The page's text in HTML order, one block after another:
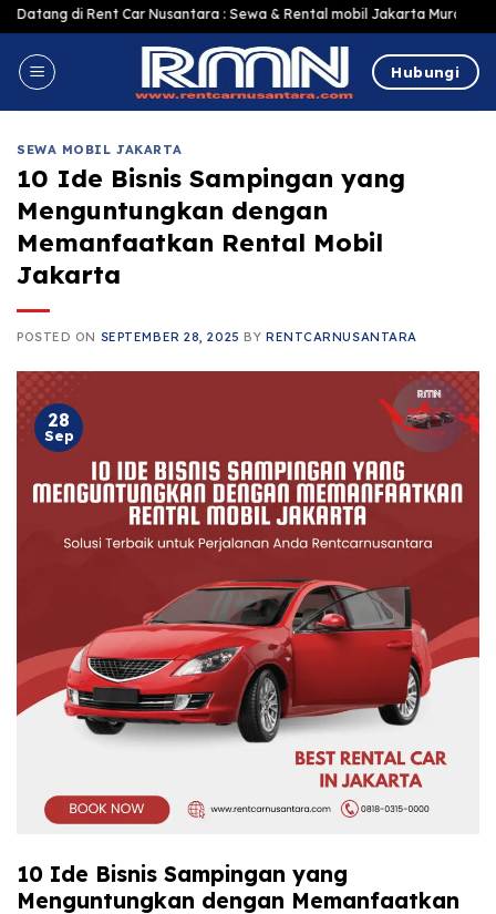
Skip
to
content
Car Nusantara : Sewa & Rental mobil Jakarta Murah Harga
Hubungi
SEWA MOBIL JAKARTA
10 Ide Bisnis Sampingan yang
Menguntungkan dengan
Memanfaatkan Rental Mobil
Jakarta
POSTED ON SEPTEMBER 28, 2025 BY RENTCARNUSANTARA
28
Sep
10 Ide Bisnis Sampingan yang
Menguntungkan dengan Memanfaatkan